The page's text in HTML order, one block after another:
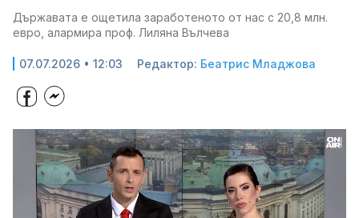
Държавата е ощетила заработеното от нас с 20,8 млн.
евро, алармира проф. Лиляна Вълчева
07.07.2026 • 12:03 Редактор: Беатрис Младжова